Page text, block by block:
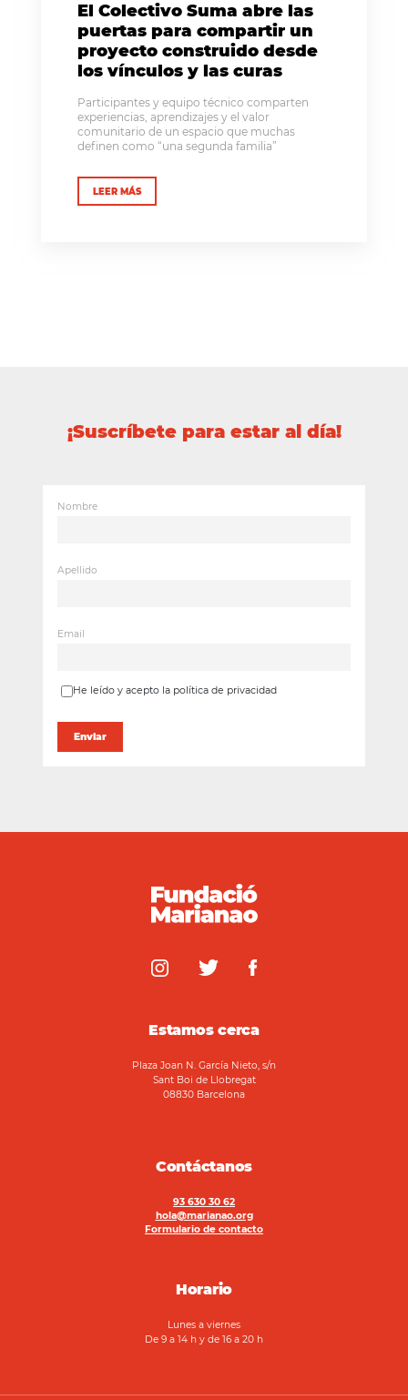
El Colectivo Suma abre las
puertas para compartir un
proyecto construido desde
los vínculos y las curas
Participantes y equipo técnico comparten
experiencias, aprendizajes y el valor
comunitario de un espacio que muchas
definen como “una segunda familia”
LEER MÁS
¡Suscríbete para estar al día!
Nombre
Apellido
Email
He leído y acepto la política de privacidad
Estamos cerca
Plaza Joan N. García Nieto, s/n
Sant Boi de Llobregat
08830 Barcelona
Contáctanos
93 630 30 62
hola@marianao.org
Formulario de contacto
Horario
Lunes a viernes
De 9 a 14 h y de 16 a 20 h